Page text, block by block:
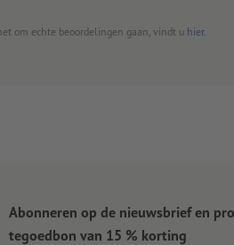
om echte beoordelingen gaan, vindt u hier.
Abonneren op de nieuwsbrief en
tegoedbon van 15 % korting